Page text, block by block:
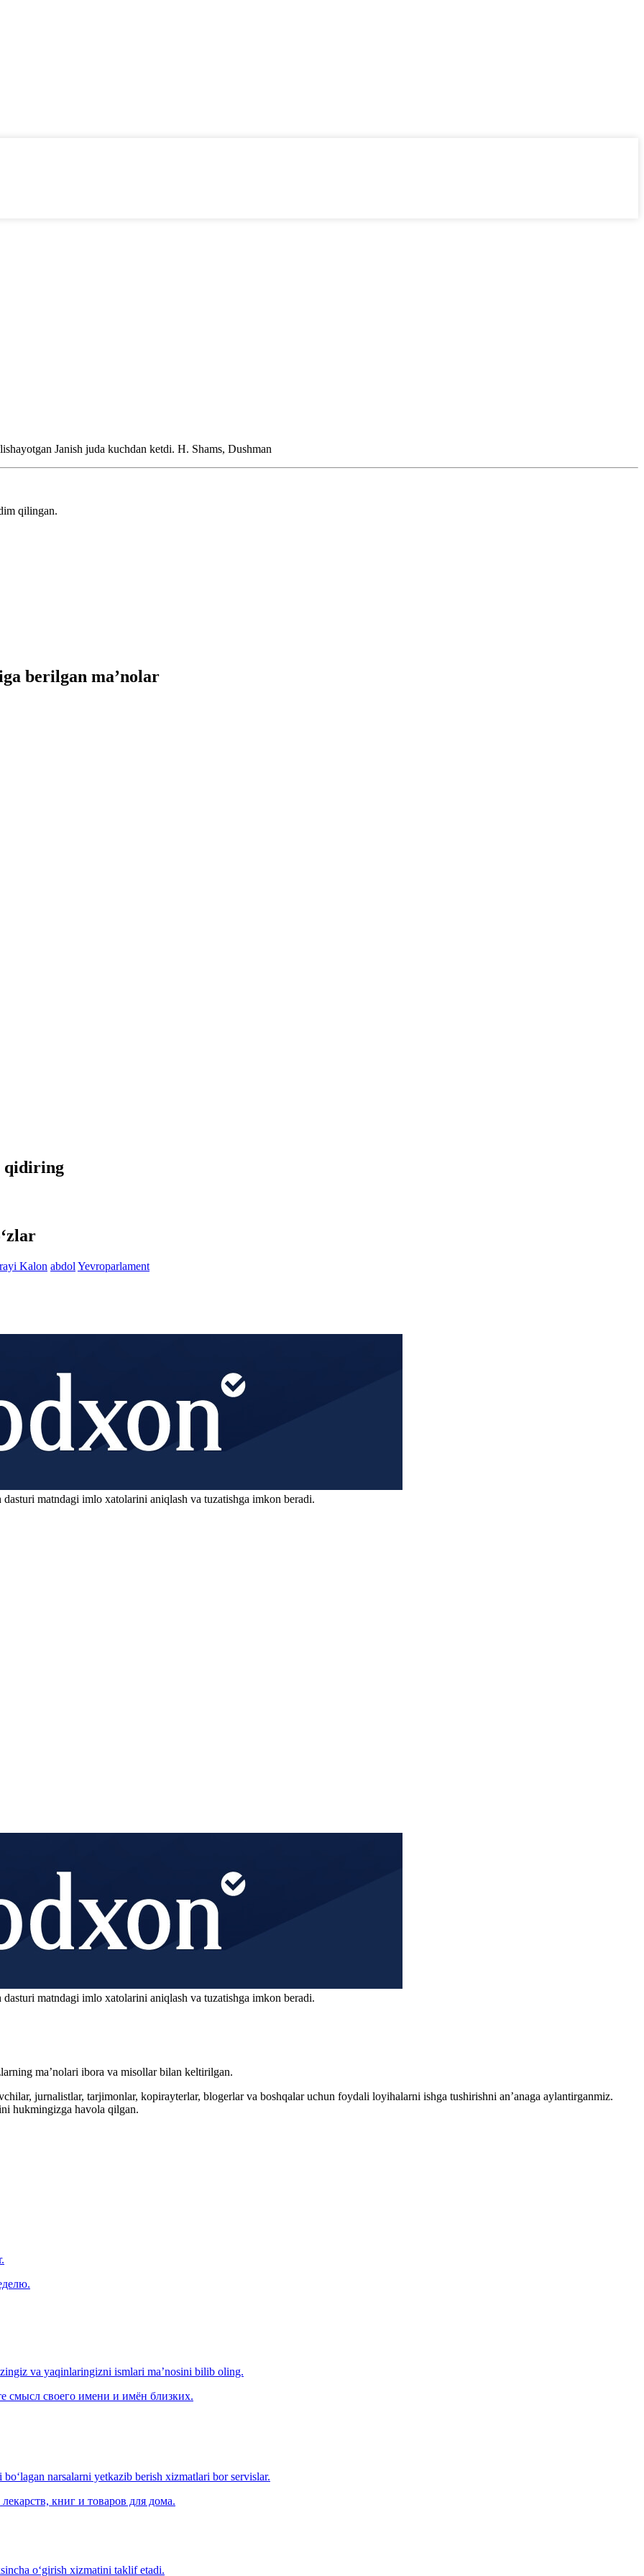
Janish juda kuchdan ketdi. H. Shams, Dushman
qilingan.
berilgan ma’nolar
qidiring
Kalon abdol Yevroparlament
matndagi imlo xatolarini aniqlash va tuzatishga imkon beradi.
matndagi imlo xatolarini aniqlash va tuzatishga imkon beradi.
ma’nolari ibora va misollar bilan keltirilgan.
jurnalistlar, tarjimonlar, kopirayterlar, blogerlar va boshqalar uchun foydali loyihalarni ishga tushirishni an’anaga aylantirganmiz.
hukmingizga havola qilgan.
va yaqinlaringizni ismlari ma’nosini bilib oling.
смысл своего имени и имён близких.
narsalarni yetkazib berish xizmatlari bor servislar.
книг и товаров для дома.
o‘girish xizmatini taklif etadi.